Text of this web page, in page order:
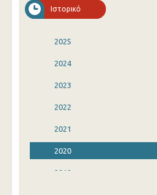
Ιστορικό
2025
2024
2023
2022
2021
2020
2019